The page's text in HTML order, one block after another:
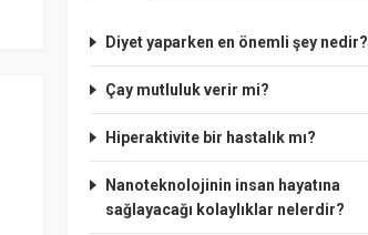
Diyet yaparken en önemli şey nedir?
Çay mutluluk verir mi?
Hiperaktivite bir hastalık mı?
Nanoteknolojinin insan hayatına
sağlayacağı kolaylıklar nelerdir?